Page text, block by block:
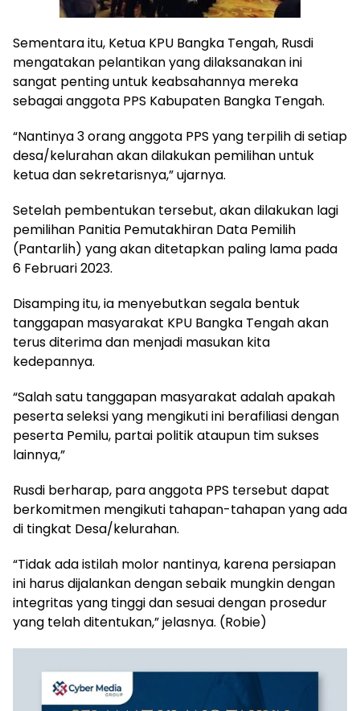
Sementara itu, Ketua KPU Bangka Tengah, Rusdi
mengatakan pelantikan yang dilaksanakan ini
sangat penting untuk keabsahannya mereka
sebagai anggota PPS Kabupaten Bangka Tengah.
“Nantinya 3 orang anggota PPS yang terpilih di setiap
desa/kelurahan akan dilakukan pemilihan untuk
ketua dan sekretarisnya,” ujarnya.
Setelah pembentukan tersebut, akan dilakukan lagi
pemilihan Panitia Pemutakhiran Data Pemilih
(Pantarlih) yang akan ditetapkan paling lama pada
6 Februari 2023.
Disamping itu, ia menyebutkan segala bentuk
tanggapan masyarakat KPU Bangka Tengah akan
terus diterima dan menjadi masukan kita
kedepannya.
“Salah satu tanggapan masyarakat adalah apakah
peserta seleksi yang mengikuti ini berafiliasi dengan
peserta Pemilu, partai politik ataupun tim sukses
lainnya,”
Rusdi berharap, para anggota PPS tersebut dapat
berkomitmen mengikuti tahapan-tahapan yang ada
di tingkat Desa/kelurahan.
“Tidak ada istilah molor nantinya, karena persiapan
ini harus dijalankan dengan sebaik mungkin dengan
integritas yang tinggi dan sesuai dengan prosedur
yang telah ditentukan,” jelasnya. (Robie)